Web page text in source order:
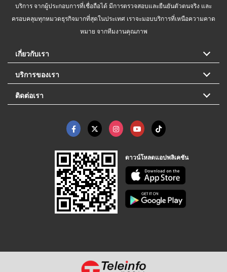
บริการ จากผู้ประกอบการที่เชื่อถือได้ มีการตรวจสอบและยืนยันตัวตนจริง และ
ครอบคลุมทุกหมวดธุรกิจมากที่สุดในประเทศ เราจะมอบบริการที่เหนือความคาด
หมาย จากทีมงานคุณภาพ
เกี่ยวกับเรา
บริการของเรา
ติดต่อเรา
ดาวน์โหลดแอปพลิเคชัน